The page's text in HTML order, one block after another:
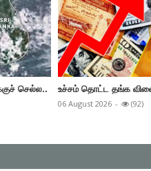
செல்ல..
உச்சம் தொட்ட தங்க
06 August 2026 - (92)